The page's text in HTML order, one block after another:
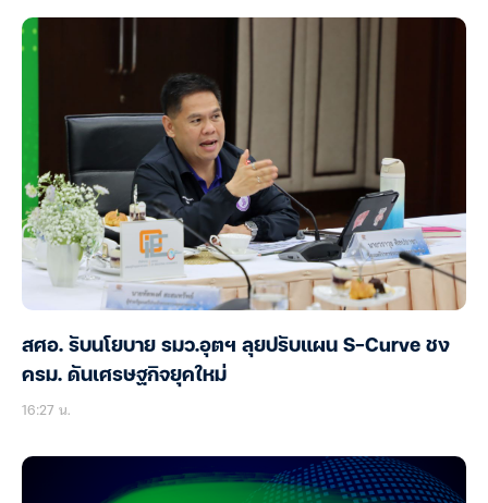
สศอ. รับนโยบาย รมว.อุตฯ ลุยปรับแผน S-Curve ชง
ครม. ดันเศรษฐกิจยุคใหม่
16:27 น.